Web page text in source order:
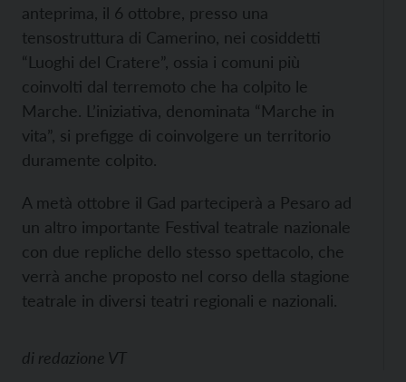
anteprima, il 6 ottobre, presso una
tensostruttura di Camerino, nei cosiddetti
“Luoghi del Cratere”, ossia i comuni più
coinvolti dal terremoto che ha colpito le
Marche. L’iniziativa, denominata “Marche in
vita”, si prefigge di coinvolgere un territorio
duramente colpito.
A metà ottobre il Gad parteciperà a Pesaro ad
un altro importante Festival teatrale nazionale
con due repliche dello stesso spettacolo, che
verrà anche proposto nel corso della stagione
teatrale in diversi teatri regionali e nazionali.
di redazione VT